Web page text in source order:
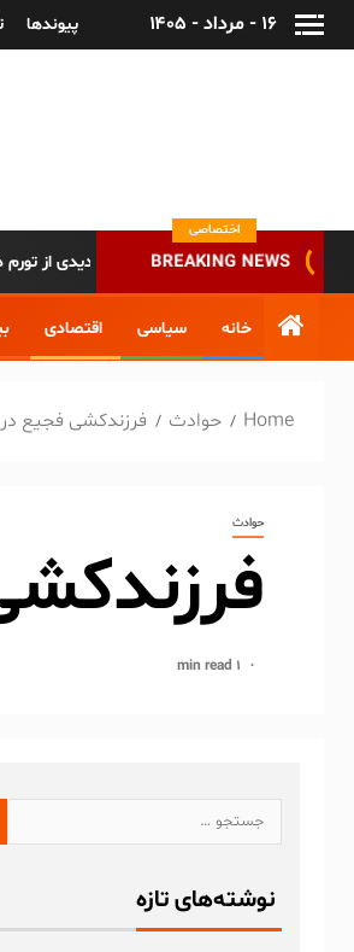
۱۶ - مرداد - ۱۴۰۵ پیوندها
اختصاصی
BREAKING NEWS
تا دو ماه آینده موج جدیدی از تورم در راه
خانه سیاسی اقتصادی
Home حوادث فرزندکشی فجیع
حوادث
1 min read
نوشته‌های تازه